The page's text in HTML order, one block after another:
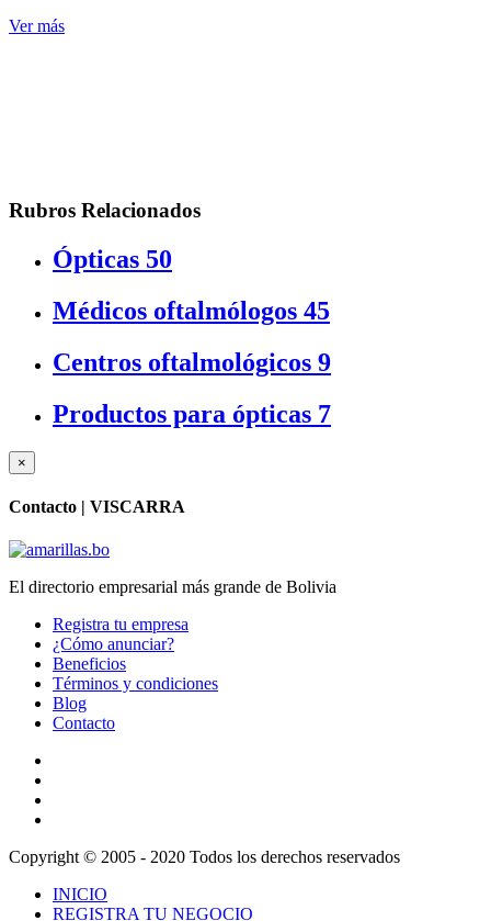
Ver más
Rubros Relacionados
Ópticas 50
Médicos oftalmólogos 45
Centros oftalmológicos 9
Productos para ópticas 7
×
Contacto | VISCARRA
El directorio empresarial más grande de Bolivia
Registra tu empresa
¿Cómo anunciar?
Beneficios
Términos y condiciones
Blog
Contacto
Copyright © 2005 - 2020 Todos los derechos reservados
INICIO
REGISTRA TU NEGOCIO